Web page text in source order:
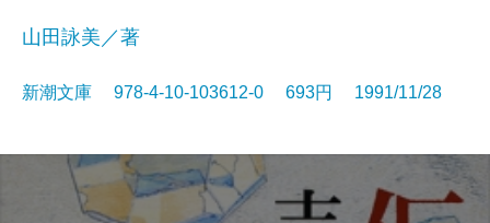
山田詠美／著
新潮文庫 978-4-10-103612-0 693円 1991/11/28